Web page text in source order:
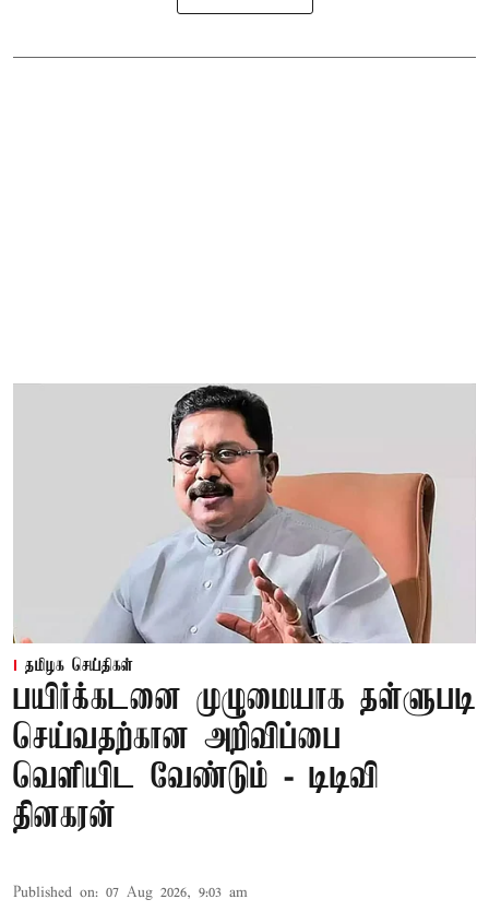
தமிழக செய்திகள்
பயிர்க்கடனை முழுமையாக தள்ளுபடி
செய்வதற்கான அறிவிப்பை
வெளியிட வேண்டும் - டிடிவி
தினகரன்
Published on: 07 Aug 2026, 9:03 am